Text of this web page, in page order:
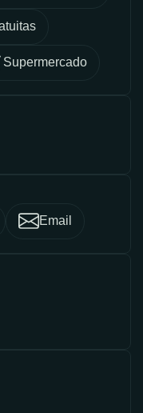
Supermercado
Email